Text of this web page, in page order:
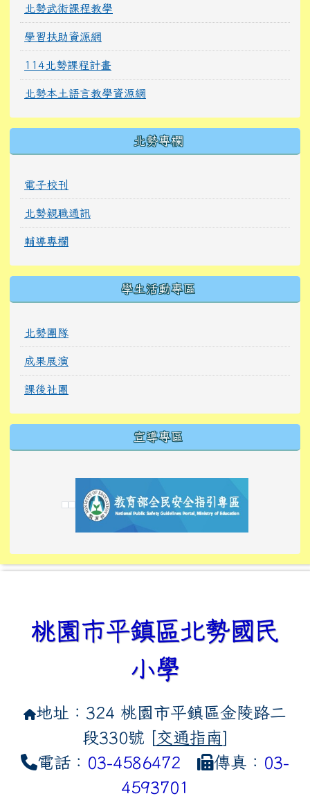
北勢武術課程教學
學習扶助資源網
114北勢課程計畫
北勢本土語言教學資源網
北勢專欄
電子校刊
北勢親職通訊
輔導專欄
學生活動專區
北勢團隊
成果展演
課後社團
宣導專區
link to https://
link to https://10000.gov.tw/
link to https://
link to https://10000.gov.tw/
link to https://
link to https://
link to https://i.win.org.tw/
link to https://
link to https://
link to https://
link to https://
桃園市平鎮區北勢國民
小學
地址：324 桃園市平鎮區金陵路二
段330號 [交通指南]
電話： 03-4586472 傳真： 03-
4593701